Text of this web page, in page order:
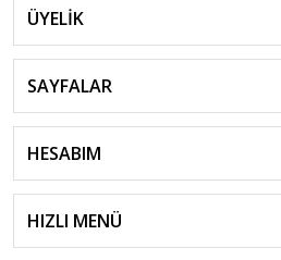
ÜYELİK
SAYFALAR
HESABIM
HIZLI MENÜ